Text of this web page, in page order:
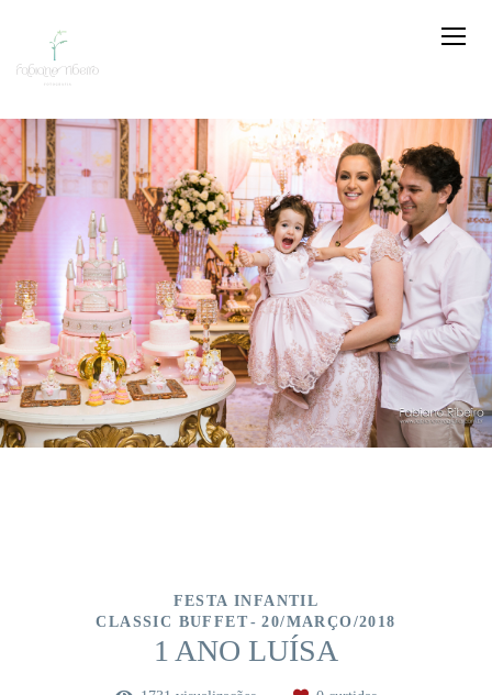
FESTA INFANTIL
CLASSIC BUFFET
20/MARÇO/2018
1 ANO LUÍSA